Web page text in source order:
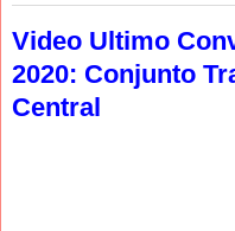
Video Ultimo
2020: Conjunto
Central